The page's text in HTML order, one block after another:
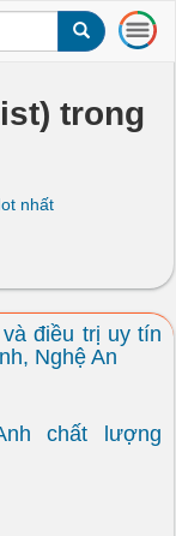
T
o
l
a
t
i
trong
nhất
điều trị uy tín
Nghệ An
chất lượng